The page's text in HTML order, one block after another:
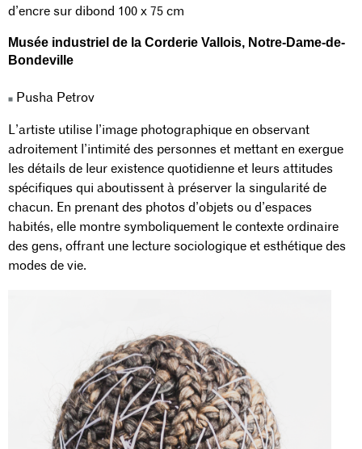
d’encre sur dibond 100 x 75 cm
Musée industriel de la Corderie Vallois, Notre-Dame-de-
Bondeville
Pusha Petrov
L’artiste utilise l’image photographique en observant
adroitement l’intimité des personnes et mettant en exergue
les détails de leur existence quotidienne et leurs attitudes
spécifiques qui aboutissent à préserver la singularité de
chacun. En prenant des photos d’objets ou d’espaces
habités, elle montre symboliquement le contexte ordinaire
des gens, offrant une lecture sociologique et esthétique des
modes de vie.